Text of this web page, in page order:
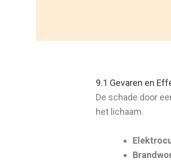
9.1 Gevaren en
De schade door
het lichaam.